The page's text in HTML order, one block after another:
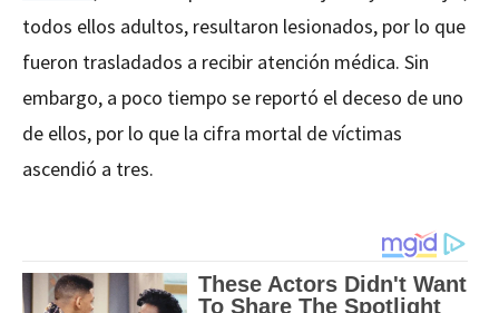
todos ellos adultos, resultaron lesionados, por lo que
fueron trasladados a recibir atención médica. Sin
embargo, a poco tiempo se reportó el deceso de uno
de ellos, por lo que la cifra mortal de víctimas
ascendió a tres.